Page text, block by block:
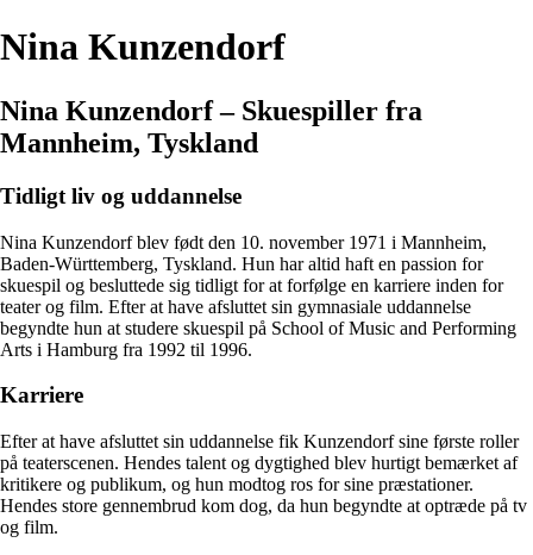
Nina Kunzendorf
Nina Kunzendorf – Skuespiller fra
Mannheim, Tyskland
Tidligt liv og uddannelse
Nina Kunzendorf blev født den 10. november 1971 i Mannheim,
Baden-Württemberg, Tyskland. Hun har altid haft en passion for
skuespil og besluttede sig tidligt for at forfølge en karriere inden for
teater og film. Efter at have afsluttet sin gymnasiale uddannelse
begyndte hun at studere skuespil på School of Music and Performing
Arts i Hamburg fra 1992 til 1996.
Karriere
Efter at have afsluttet sin uddannelse fik Kunzendorf sine første roller
på teaterscenen. Hendes talent og dygtighed blev hurtigt bemærket af
kritikere og publikum, og hun modtog ros for sine præstationer.
Hendes store gennembrud kom dog, da hun begyndte at optræde på tv
og film.